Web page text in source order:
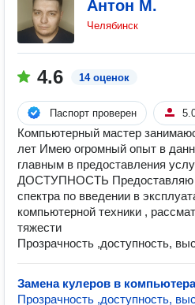
Антон М.
Челябинск
4.6 14 оценок
Паспорт проверен
Компьютерный мастер
лет Имею огромный опыт в
главным в предоставления
ДОСТУПНОСТЬ Предоставляю
спектра по введении в
компьютерной техники ,
тяжести
Прозрачность ,доступность,
Замена кулеров в
Прозрачность ,доступность,